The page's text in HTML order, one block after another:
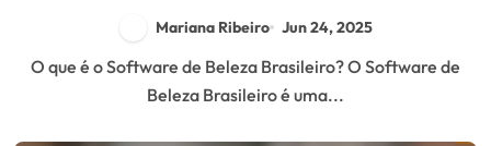
Mariana Ribeiro Jun 24, 2025
O que é o Software de Beleza Brasileiro? O Software de
Beleza Brasileiro é uma...